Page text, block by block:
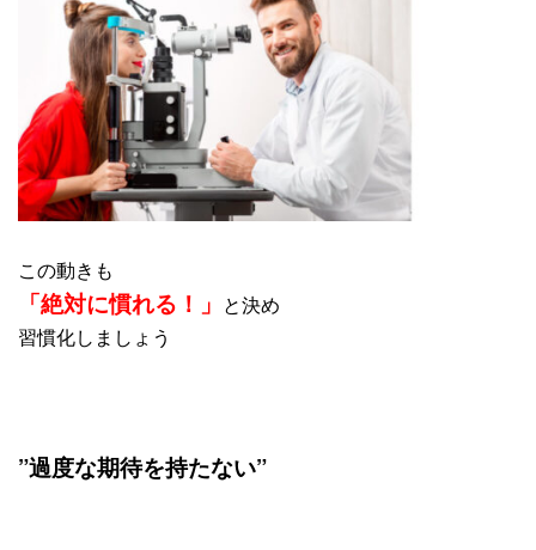
この動きも
「絶対に慣れる！」 と決め
習慣化しましょう
”過度な期待を持たない”